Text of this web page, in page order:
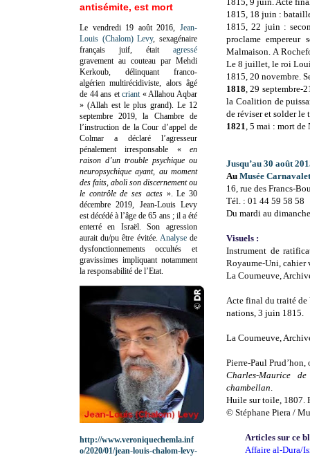
1815, 18 juin :
1815, 22 juin :
proclame
Malmaison. A
Le 8 juillet, le roi
1815, 20 novembre.
1818, 29 septembre-
la Coalition de
de réviser et solder le
1821, 5 mai : mort de
Jusqu’au 30 août
Au Musée
16, rue des Francs-
Tél. : 01 44 59 58 58
Du mardi au
Visuels :
Instrument de
Royaume-Uni,
La Courneuve,
Acte final du traité de
nations, 3 juin 1815.
La Courneuve,
Pierre-Paul
Charles-Maurice
chambellan.
Huile sur toile, 1807.
© Stéphane Piera /
Articles sur ce
Affaire al-Dura/
antisémite, est mort
Le vendredi 19 août 2016, Jean-
Louis (Chalom) Levy, sexagénaire
français juif, était agressé
gravement au couteau par Mehdi
Kerkoub, délinquant franco-
algérien multirécidiviste, alors âgé
de 44 ans etcriant « Allahou Aqbar
» (Allah est le plus grand). Le 12
septembre 2019, la Chambre de
l’instruction de la Cour d’appel de
Colmar a déclaré l’agresseur
pénalement irresponsable «en
raison d’un trouble psychique ou
neuropsychique ayant, au moment
des faits, aboli son discernement ou
le contrôle de ses actes». Le 30
décembre 2019, Jean-Louis Levy
est décédé à l’âge de 65 ans ; il a été
enterré en Israël. Son agression
aurait du/pu être évitée. Analysede
dysfonctionnements occultés et
gravissimes impliquant notamment
la responsabilité de l’Etat.
http://www.veroniquechemla.inf
o/2020/01/jean-louis-chalom-levy-